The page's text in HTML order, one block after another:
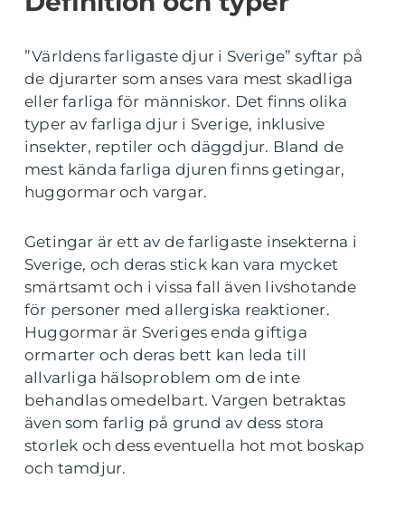
”Världens farligaste djur i Sverige” syftar på
de djurarter som anses vara mest skadliga
eller farliga för människor. Det finns olika
typer av farliga djur i Sverige, inklusive
insekter, reptiler och däggdjur. Bland de
mest kända farliga djuren finns getingar,
huggormar och vargar.
Getingar är ett av de farligaste insekterna i
Sverige, och deras stick kan vara mycket
smärtsamt och i vissa fall även livshotande
för personer med allergiska reaktioner.
Huggormar är Sveriges enda giftiga
ormarter och deras bett kan leda till
allvarliga hälsoproblem om de inte
behandlas omedelbart. Vargen betraktas
även som farlig på grund av dess stora
storlek och dess eventuella hot mot boskap
och tamdjur.